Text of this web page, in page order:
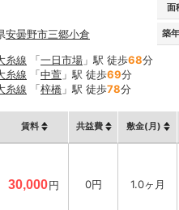
面
安曇野市三郷小倉 築
糸線 「一日市場 」駅 徒歩68分
糸線 「中萱 」駅 徒歩69分
糸線 「梓橋 」駅 徒歩78分
賃料 共益費 敷金(月)
30,000円 0円 1.0ヶ月